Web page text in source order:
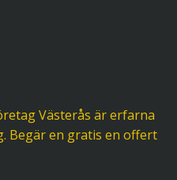
Västerås är erfarna
Begär en gratis en offert